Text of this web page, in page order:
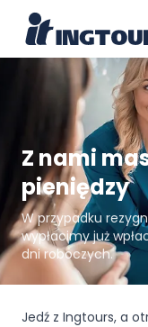
Z nami
pieniędzy
W przypadku
wypłacimy już
dni roboczych.
Jedź z Ingtours, a